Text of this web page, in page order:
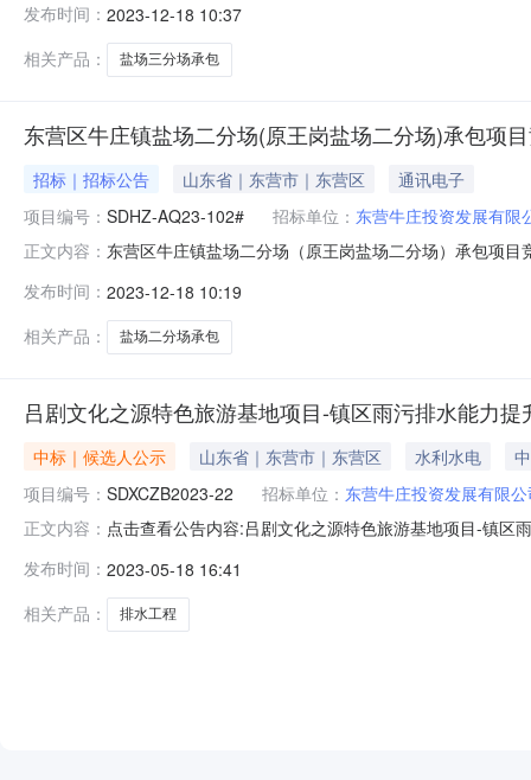
西范分场）承包项目2、项目类别：服务类3、采购方式
浦河西侧约1
发布时间： 2023-12-18 10:37
相关产品：
盐场三分场承包
东营区牛庄镇盐场二分场(原王岗盐场二分场)承包项
招标｜招标公告 山东省｜东营市｜东营区
通讯电子
项目编号： SDHZ-AQ23-102# 招标单位： 东营牛庄投资发展有限
正文内容： 东营区牛庄镇盐场二分场（原王岗盐场二分场）承包项
称：东营区牛庄镇盐场二分场（原王岗盐场二分场）承
场）承包项目；盐场地
发布时间： 2023-12-18 10:19
相关产品：
盐场二分场承包
吕剧文化之源特色旅游基地项目-镇区雨污排水能力提
中标｜候选人公示 山东省｜东营市｜东营区 水利水电
项目编号： SDXCZB2023-22 招标单位： 东营牛庄投资发展有限
正文内容： 点击查看公告内容:吕剧文化之源特色旅游基地项目-镇
程：中标人：东营宏业建安有限责任公司中标价格：
人：东营牛庄
发布时间： 2023-05-18 16:41
相关产品：
排水工程